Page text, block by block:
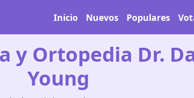
Inicio Nuevos Populares
y Ortopedia Dr.
Young